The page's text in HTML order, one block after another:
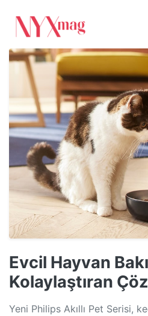
Evcil Hayvan
Kolaylaştıran
Yeni Philips Akıllı Pet Serisi,